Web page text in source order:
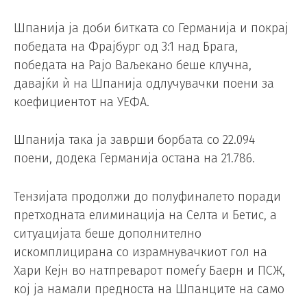
Шпанија ја доби битката со Германија и покрај
победата на Фрајбург од 3:1 над Брага,
победата на Рајо Ваљекано беше клучна,
давајќи ѝ на Шпанија одлучувачки поени за
коефициентот на УЕФА.
Шпанија така ја заврши борбата со 22.094
поени, додека Германија остана на 21.786.
Тензијата продолжи до полуфиналето поради
претходната елиминација на Селта и Бетис, а
ситуацијата беше дополнително
искомплицирана со израмнувачкиот гол на
Хари Кејн во натпреварот помеѓу Баерн и ПСЖ,
кој ја намали предноста на Шпанците на само